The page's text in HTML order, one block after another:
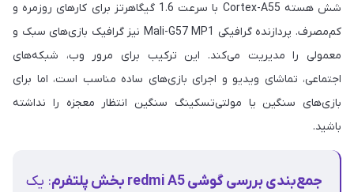
شش هسته Cortex-A55 با سرعت 1.6 گیگاهرتز برای کارهای روزمره و
کم‌مصرف. پردازنده گرافیکی Mali-G57 MP1 نیز گرافیک بازی‌های سبک و
معمولی را مدیریت می‌کند. این ترکیب برای مرور وب، شبکه‌های
اجتماعی، تماشای ویدیو و اجرای بازی‌های ساده مناسب است، اما برای
بازی‌های سنگین یا مولتی‌تسکینگ سنگین انتظار معجزه را نداشته
باشید.
جمع‌بندی بررسی گوشی redmi A5 بخش پلتفرم
: یک